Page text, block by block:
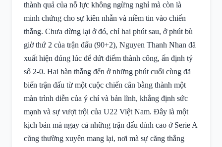
thành quả của nỗ lực không ngừng nghỉ mà còn là
minh chứng cho sự kiên nhẫn và niềm tin vào chiến
thắng. Chưa dừng lại ở đó, chỉ hai phút sau, ở phút bù
giờ thứ 2 của trận đấu (90+2), Nguyen Thanh Nhan đã
xuất hiện đúng lúc để dứt điểm thành công, ấn định tỷ
số 2-0. Hai bàn thắng đến ở những phút cuối cùng đã
biến trận đấu từ một cuộc chiến cân bằng thành một
màn trình diễn của ý chí và bản lĩnh, khẳng định sức
mạnh và sự vượt trội của U22 Việt Nam. Đây là một
kịch bản mà ngay cả những trận đấu đỉnh cao ở Serie A
cũng thường xuyên mang lại, nơi mà sự căng thẳng